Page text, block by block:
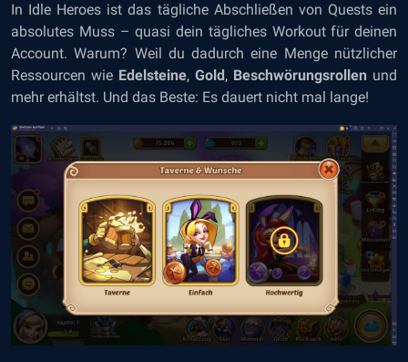
In Idle Heroes ist das tägliche Abschließen von Quests ein
absolutes Muss – quasi dein tägliches Workout für deinen
Account. Warum? Weil du dadurch eine Menge nützlicher
Ressourcen wie Edelsteine, Gold, Beschwörungsrollen und
mehr erhältst. Und das Beste: Es dauert nicht mal lange!